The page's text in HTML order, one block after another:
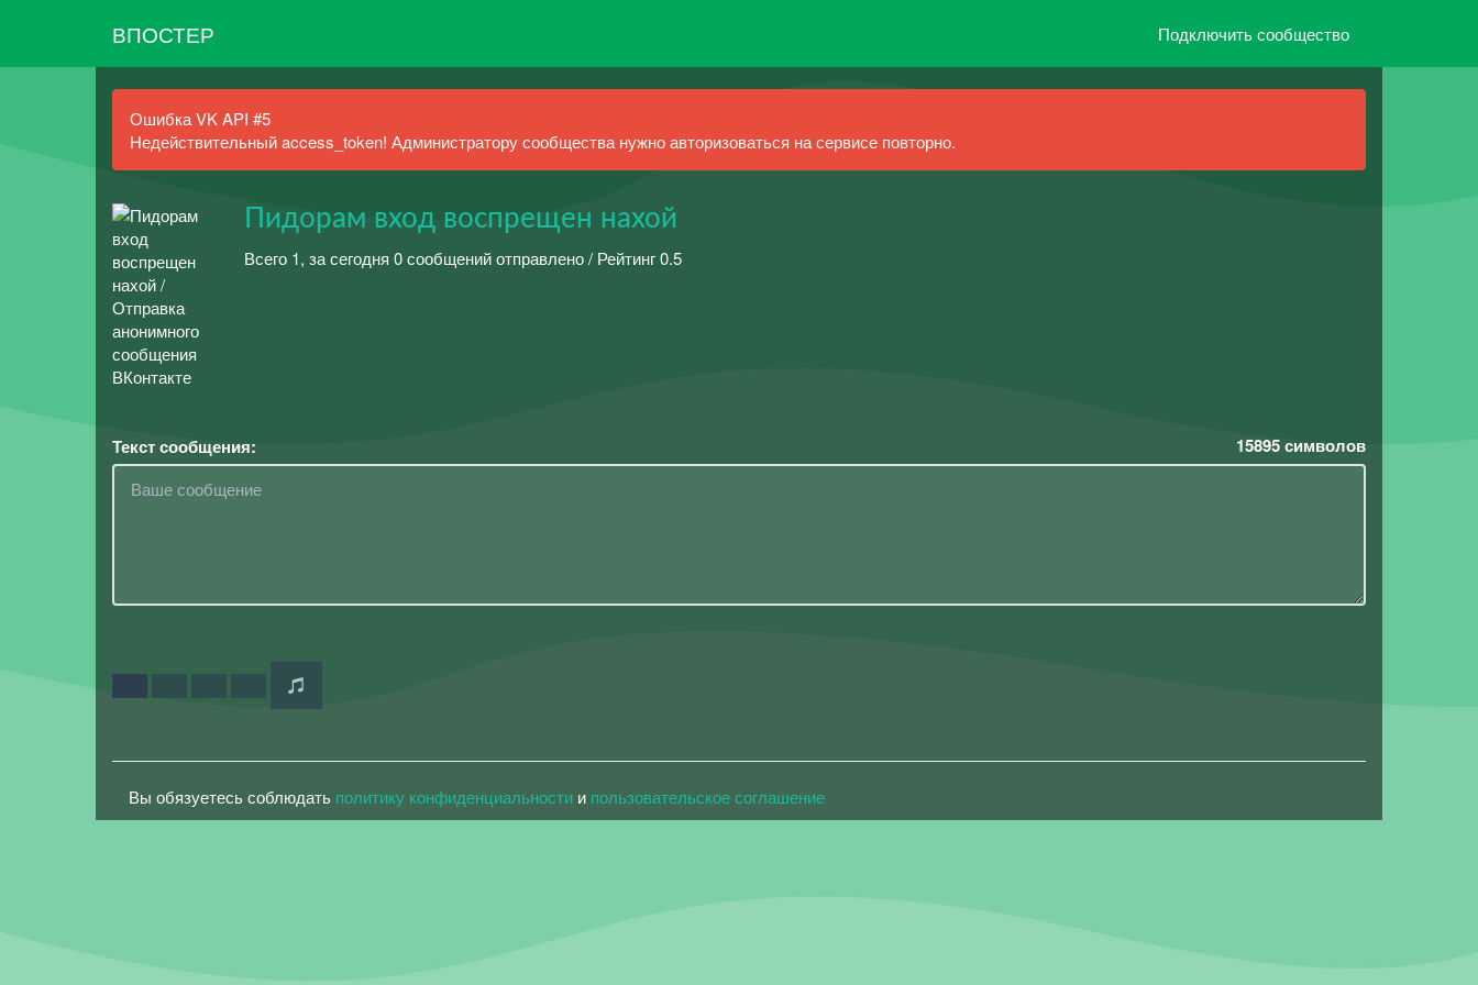
ВПОСТЕР Подключить сообщество
Ошибка VK API #5
Недействительный access_token! Администратору сообщества нужно авторизоваться на сервисе повторно.
Пидорам вход воспрещен нахой
Всего 1, за сегодня 0 сообщений отправлено / Рейтинг 0.5
Текст сообщения: 15895символов
Вы обязуетесь соблюдать политику конфиденциальности и пользовательское соглашение